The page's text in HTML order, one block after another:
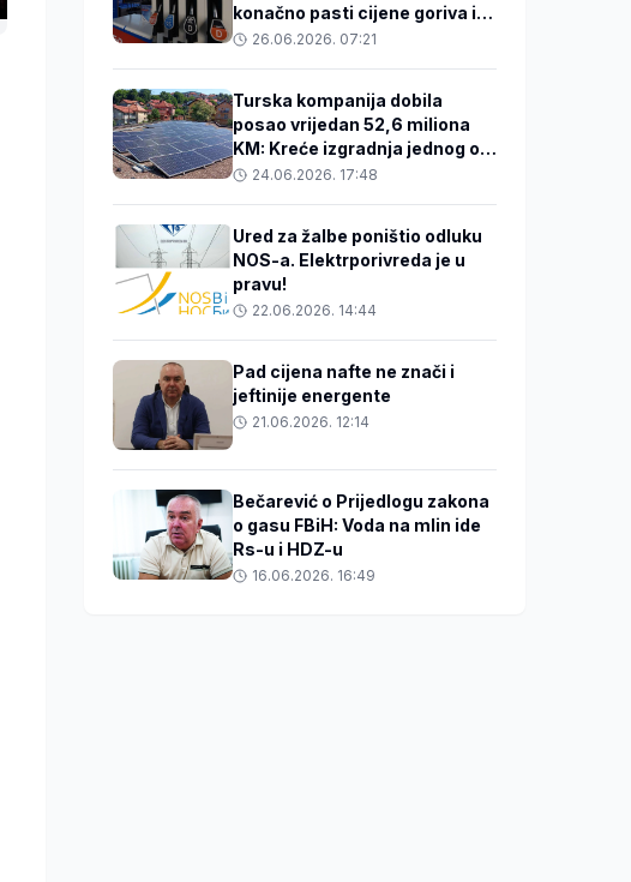
konačno pasti cijene goriva i
hrane u BiH?
26.06.2026. 07:21
Turska kompanija dobila
posao vrijedan 52,6 miliona
KM: Kreće izgradnja jednog od
najvećih solarnih projekata u
24.06.2026. 17:48
Ured za žalbe poništio odluku
NOS-a. Elektrporivreda je u
pravu!
22.06.2026. 14:44
Pad cijena nafte ne znači i
jeftinije energente
21.06.2026. 12:14
Bečarević o Prijedlogu zakona
o gasu FBiH: Voda na mlin ide
Rs-u i HDZ-u
16.06.2026. 16:49